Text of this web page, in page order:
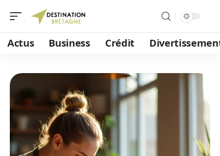
Actus Business Crédit